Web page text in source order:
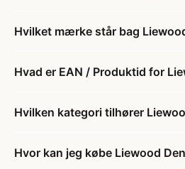
Hvilket mærke står bag
Hvad er EAN / Produktid for
Hvilken kategori tilhører
Hvor kan jeg købe Liewood